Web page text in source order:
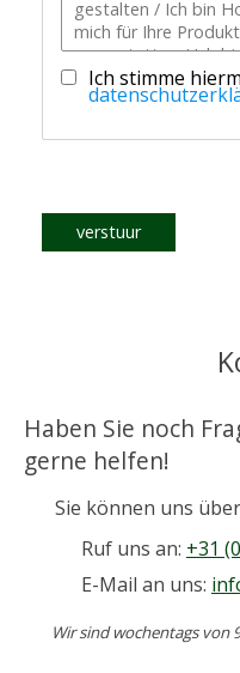
Ich stimme
verstuur
Haben Sie noch
gerne helfen!
Sie können uns
Ruf uns an: +31
E-Mail an uns:
Wir sind wochentags von